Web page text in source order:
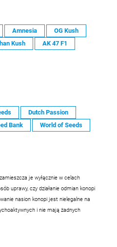
Amnesia
OG Kush
Kush
AK 47 F1
Dutch Passion
Bank World of Seeds
je wyłącznie w celach
uprawy, czy działanie odmian konopi
nasion konopi jest nielegalne na
i nie mają żadnych